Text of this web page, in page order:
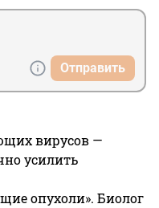
Отправить
вирусов —
усилить
опухоли». Биолог